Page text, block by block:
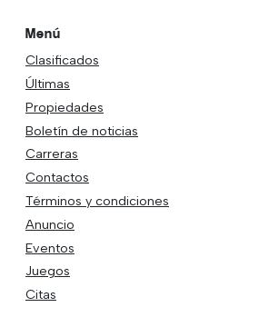
Menú
Clasificados
Últimas
Propiedades
Boletín de noticias
Carreras
Contactos
Términos y condiciones
Anuncio
Eventos
Juegos
Citas